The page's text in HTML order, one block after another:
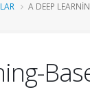
A DEEP